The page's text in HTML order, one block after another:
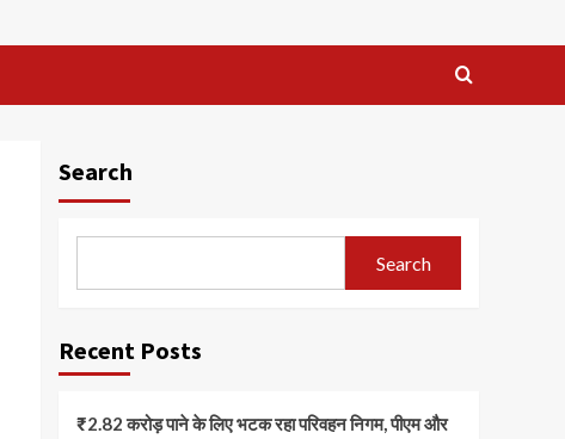
Search
Search
Recent Posts
₹2.82 करोड़ पाने के लिए भटक रहा परिवहन निगम, पीएम और